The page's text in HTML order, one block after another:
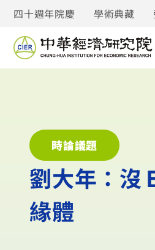
四十週年院慶 學術典藏
時論議題
劉大年：沒
緣體